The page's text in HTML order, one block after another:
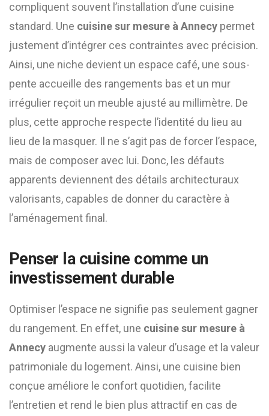
compliquent souvent l’installation d’une cuisine
standard. Une cuisine sur mesure à Annecy permet
justement d’intégrer ces contraintes avec précision.
Ainsi, une niche devient un espace café, une sous-
pente accueille des rangements bas et un mur
irrégulier reçoit un meuble ajusté au millimètre. De
plus, cette approche respecte l’identité du lieu au
lieu de la masquer. Il ne s’agit pas de forcer l’espace,
mais de composer avec lui. Donc, les défauts
apparents deviennent des détails architecturaux
valorisants, capables de donner du caractère à
l’aménagement final.
Penser la cuisine comme un
investissement durable
Optimiser l’espace ne signifie pas seulement gagner
du rangement. En effet, une cuisine sur mesure à
Annecy augmente aussi la valeur d’usage et la valeur
patrimoniale du logement. Ainsi, une cuisine bien
conçue améliore le confort quotidien, facilite
l’entretien et rend le bien plus attractif en cas de